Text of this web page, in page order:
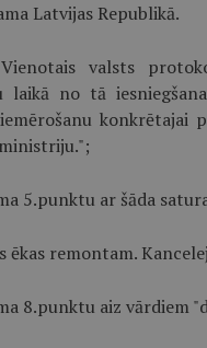
Latvijas Republikā.
valsts
laikā no tā
konkrētajai
5.punktu ar šāda
remontam.
8.punktu aiz vārdiem